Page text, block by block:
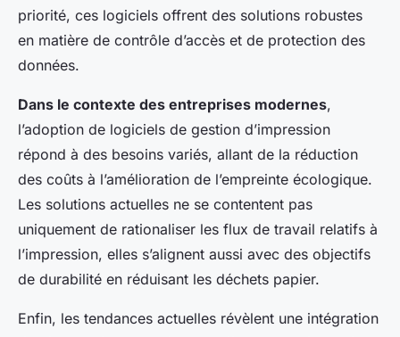
priorité, ces logiciels offrent des solutions robustes
en matière de contrôle d’accès et de protection des
données.
Dans le contexte des entreprises modernes,
l’adoption de logiciels de gestion d’impression
répond à des besoins variés, allant de la réduction
des coûts à l’amélioration de l’empreinte écologique.
Les solutions actuelles ne se contentent pas
uniquement de rationaliser les flux de travail relatifs à
l’impression, elles s’alignent aussi avec des objectifs
de durabilité en réduisant les déchets papier.
Enfin, les tendances actuelles révèlent une intégration